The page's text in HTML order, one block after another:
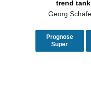
trend
Georg
Prognose
Super